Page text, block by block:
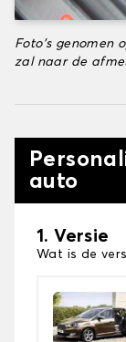
Foto's genomen
zal naar de
auto
1. Versie
Wat is de